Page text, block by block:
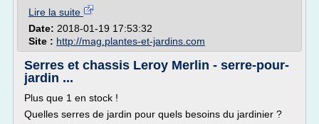
Lire la suite
Date: 2018-01-19 17:53:32
Site : http://mag.plantes-et-jardins.com
Serres et chassis Leroy Merlin - serre-pour-
jardin ...
Plus que 1 en stock !
Quelles serres de jardin pour quels besoins du jardinier ?